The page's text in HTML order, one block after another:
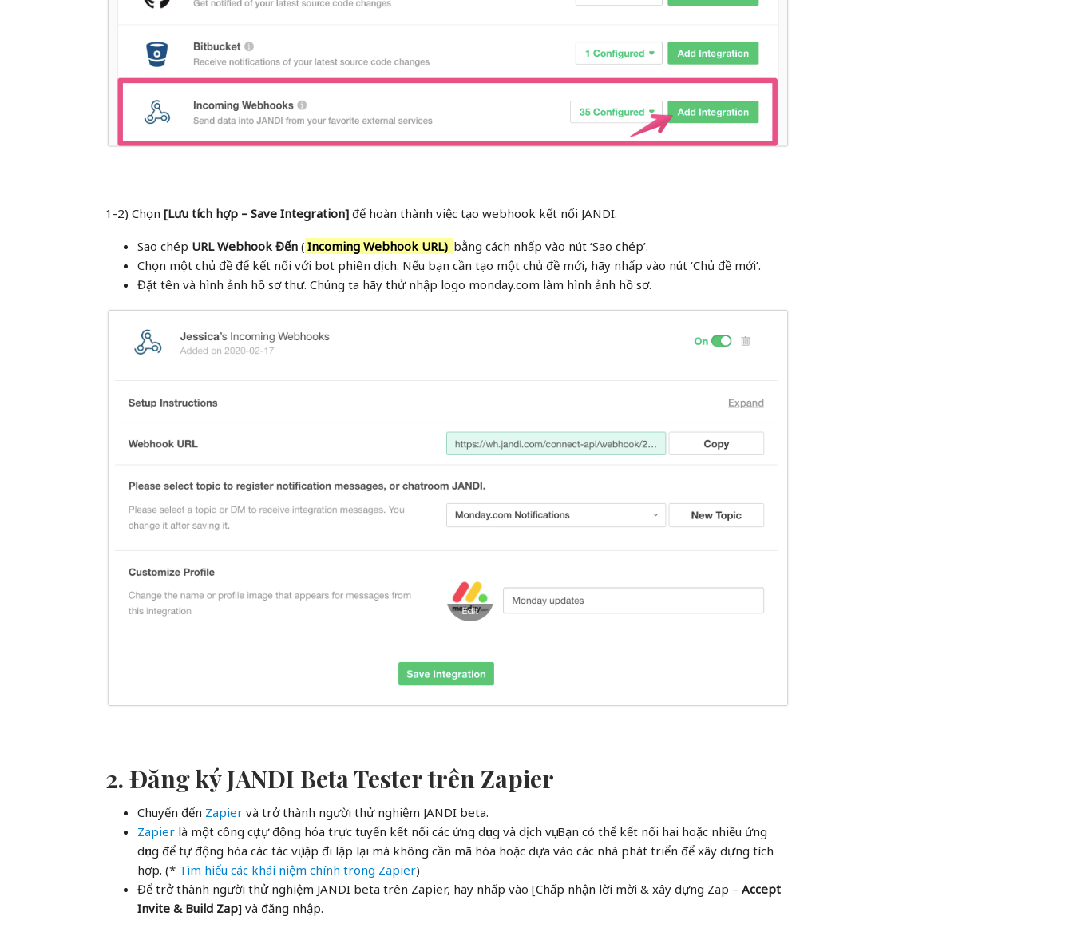
1-2) Chọn [Lưu tích hợp – Save Integration] để hoàn thành việc tạo webhook kết nối JANDI.
Sao chép URL Webhook Đến ( Incoming Webhook URL) bằng cách nhấp vào nút ‘Sao chép’.
Chọn một chủ đề để kết nối với bot phiên dịch. Nếu bạn cần tạo một chủ đề mới, hãy nhấp vào nút ‘Chủ đề mới’.
Đặt tên và hình ảnh hồ sơ thư. Chúng ta hãy thử nhập logo monday.com làm hình ảnh hồ sơ.
2. Đăng ký JANDI Beta Tester trên Zapier
Chuyển đến Zapier và trở thành người thử nghiệm JANDI beta.
Zapier là một công cụ tự động hóa trực tuyến kết nối các ứng dụng và dịch vụ. Bạn có thể kết nối hai hoặc nhiều ứng
dụng để tự động hóa các tác vụ lặp đi lặp lại mà không cần mã hóa hoặc dựa vào các nhà phát triển để xây dựng tích
hợp. (* Tìm hiểu các khái niệm chính trong Zapier)
Để trở thành người thử nghiệm JANDI beta trên Zapier, hãy nhấp vào [Chấp nhận lời mời & xây dựng Zap – Accept
Invite & Build Zap] và đăng nhập.